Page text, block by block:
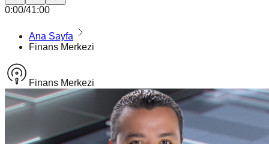
0:00/41:00
Ana Sayfa
Finans Merkezi
Finans Merkezi